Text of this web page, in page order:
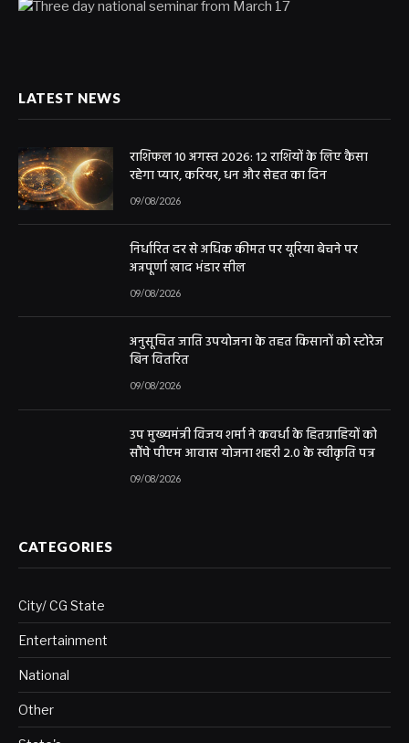
LATEST NEWS
राशिफल 10 अगस्त 2026: 12 राशियों के लिए कैसा
रहेगा प्यार, करियर, धन और सेहत का दिन
09/08/2026
निर्धारित दर से अधिक कीमत पर यूरिया बेचने पर
अन्नपूर्णा खाद भंडार सील
09/08/2026
अनुसूचित जाति उपयोजना के तहत किसानों को स्टोरेज
बिन वितरित
09/08/2026
उप मुख्यमंत्री विजय शर्मा ने कवर्धा के हितग्राहियों को
सौंपे पीएम आवास योजना शहरी 2.0 के स्वीकृति पत्र
09/08/2026
CATEGORIES
City/ CG State
Entertainment
National
Other